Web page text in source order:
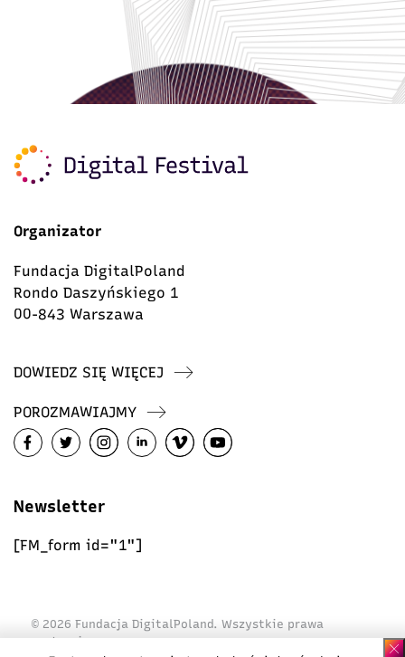
Organizator
Fundacja DigitalPoland
Rondo Daszyńskiego 1
00-843 Warszawa
DOWIEDZ SIĘ WIĘCEJ
POROZMAWIAJMY
Newsletter
[FM_form id="1"]
© 2026 Fundacja DigitalPoland. Wszystkie prawa
zastrzeżone